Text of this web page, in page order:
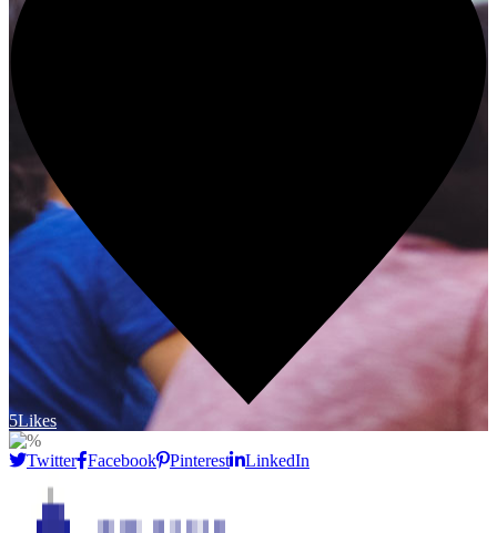
5Likes
Twitter Facebook Pinterest LinkedIn